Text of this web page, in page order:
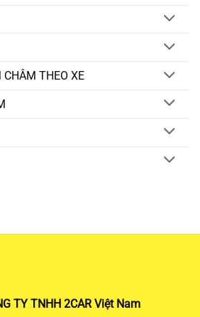
CHÂM THEO XE
TY TNHH 2CAR Việt Nam